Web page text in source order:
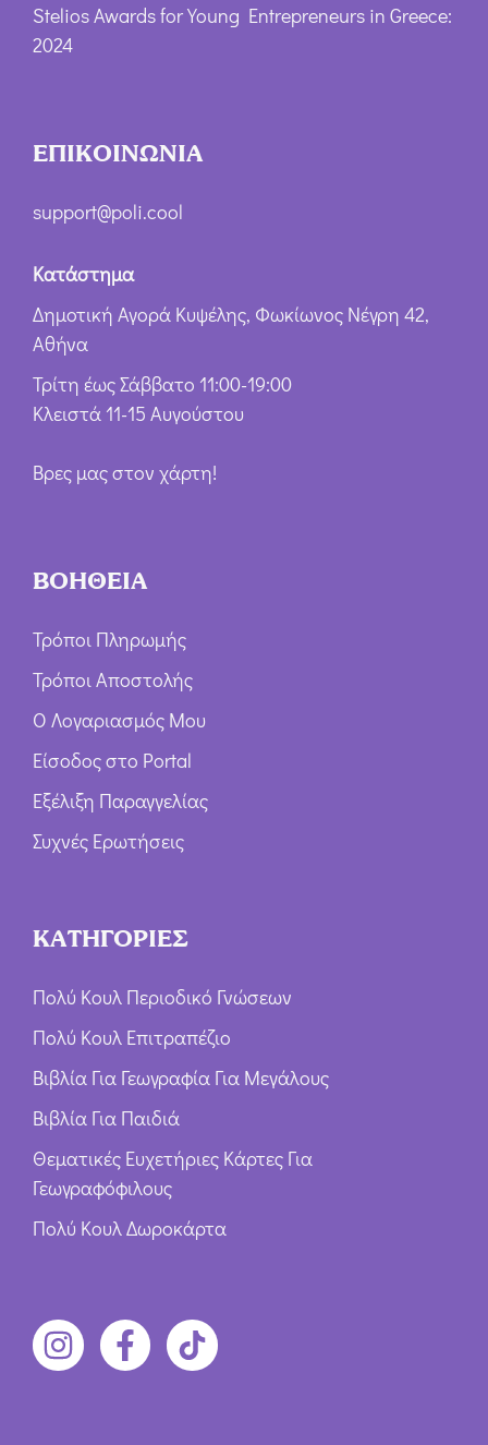
Stelios Awards for Young Entrepreneurs in Greece:
2024
ΕΠΙΚΟΙΝΩΝΙΑ
support@poli.cool
Κατάστημα
Δημοτική Αγορά Κυψέλης, Φωκίωνος Νέγρη 42,
Αθήνα
Τρίτη έως Σάββατο 11:00-19:00
Κλειστά 11-15 Αυγούστου
Βρες μας στον χάρτη!
ΒΟΗΘΕΙΑ
Τρόποι Πληρωμής
Τρόποι Αποστολής
Ο Λογαριασμός Μου
Είσοδος στο Portal
Εξέλιξη Παραγγελίας
Συχνές Ερωτήσεις
ΚΑΤΗΓΟΡΙΕΣ
Πολύ Κουλ Περιοδικό Γνώσεων
Πολύ Κουλ Επιτραπέζιο
Βιβλία Για Γεωγραφία Για Μεγάλους
Βιβλία Για Παιδιά
Θεματικές Ευχετήριες Κάρτες Για
Γεωγραφόφιλους
Πολύ Κουλ Δωροκάρτα